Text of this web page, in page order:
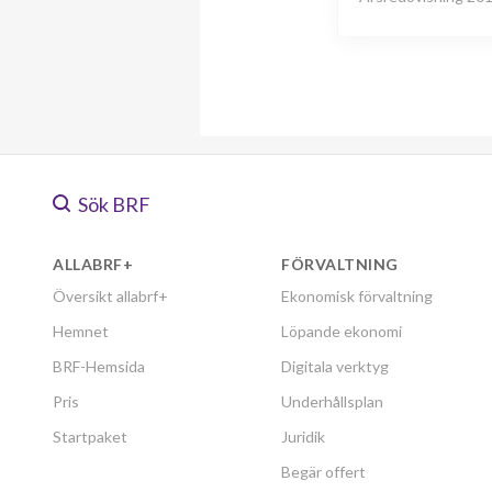
Sök BRF
ALLABRF+
Översikt allabrf+
Hemnet
BRF-Hemsida
Pris
Startpaket
FÖRVALTNING
Ekonomisk förvaltning
Löpande ekonomi
Digitala verktyg
Underhållsplan
Juridik
Begär offert